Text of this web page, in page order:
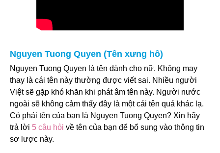
Nguyen Tuong Quyen (Tên xưng hô)
Nguyen Tuong Quyen là tên dành cho nữ. Không may
thay là cái tên này thường được viết sai. Nhiều người
Việt sẽ gặp khó khăn khi phát âm tên này. Người nước
ngoài sẽ không cảm thấy đây là một cái tên quá khác lạ.
Có phải tên của bạn là Nguyen Tuong Quyen? Xin hãy
trả lời 5 câu hỏi về tên của bạn để bổ sung vào thông tin
sơ lược này.